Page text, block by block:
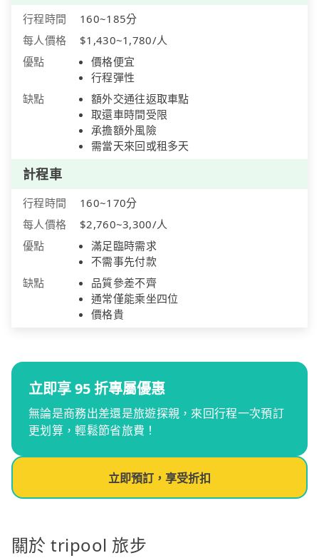
行程時間
160~185分
每人價格
$1,430~1,780/人
優點
價格便宜
行程彈性
缺點
額外交通往返取車點
取還車時間受限
承擔額外風險
需當天來回或租多天
計程車
行程時間
160~170分
每人價格
$2,760~3,300/人
優點
滿足臨時需求
不需事先付款
缺點
品質參差不齊
通常僅能乘坐四位
價格貴
立即享 95 折專屬優惠
無論是商務出差還是旅遊探親，來回行程一次預訂
更划算，輕鬆節省旅費！
立即預訂，享受折扣
關於 tripool 旅步